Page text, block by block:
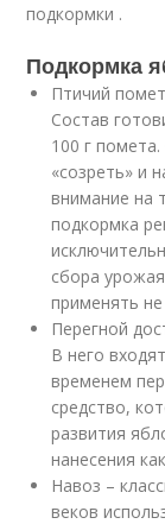
подкормки .
Подкормка
Птичий
Состав
100 г
«созреть» и
внимание на
подкормка
сбора
применять
Перегной
В него
временем
средство,
развития
нанесения
Навоз –
веков